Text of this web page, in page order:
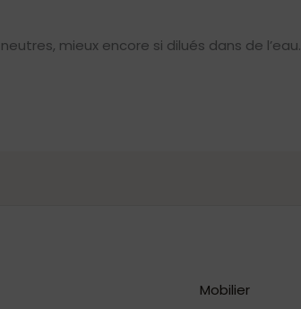
mieux encore si dilués dans de l’eau.
Mobilier